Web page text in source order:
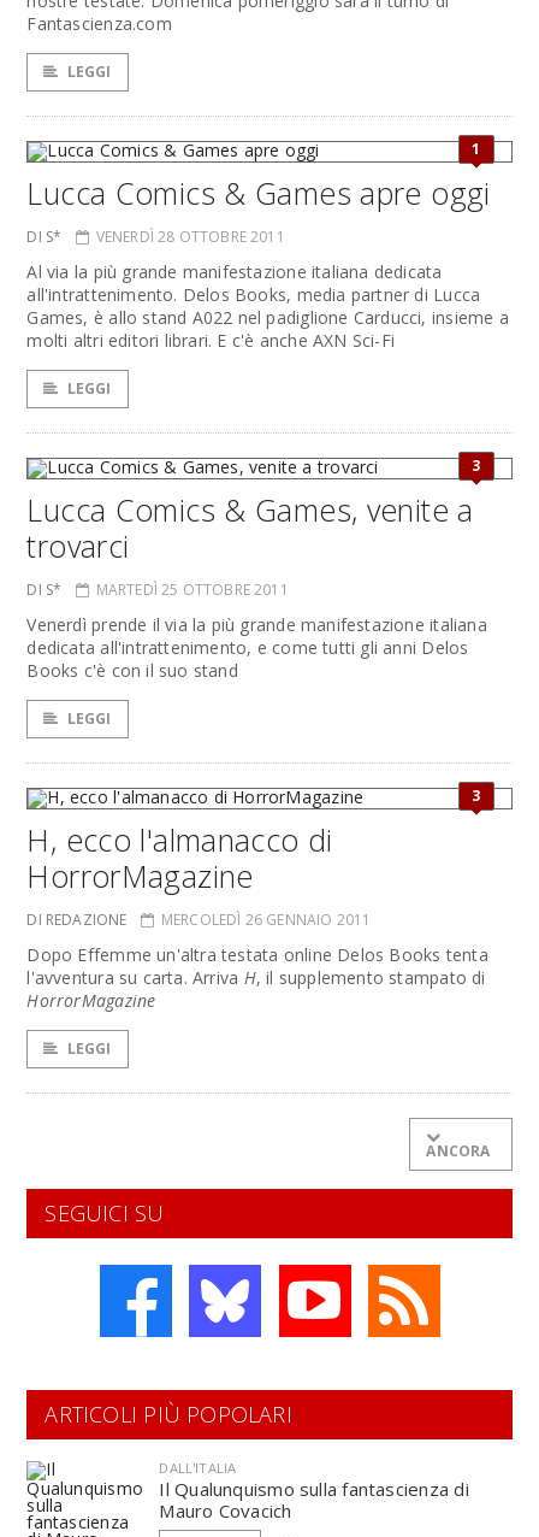
Fantascienza.com
LEGGI
1
Lucca Comics & Games apre oggi
DI S* VENERDÌ 28 OTTOBRE 2011
Al via la più grande manifestazione italiana dedicata
all'intrattenimento. Delos Books, media partner di Lucca
Games, è allo stand A022 nel padiglione Carducci, insieme a
molti altri editori librari. E c'è anche AXN Sci-Fi
LEGGI
3
Lucca Comics & Games, venite a
trovarci
DI S* MARTEDÌ 25 OTTOBRE 2011
Venerdì prende il via la più grande manifestazione italiana
dedicata all'intrattenimento, e come tutti gli anni Delos
Books c'è con il suo stand
LEGGI
3
H, ecco l'almanacco di
HorrorMagazine
DI REDAZIONE MERCOLEDÌ 26 GENNAIO 2011
Dopo Effemme un'altra testata online Delos Books tenta
l'avventura su carta. Arriva H, il supplemento stampato di
HorrorMagazine
LEGGI
ANCORA
SEGUICI SU
ARTICOLI PIÙ POPOLARI
DALL'ITALIA
Il Qualunquismo sulla fantascienza di
Mauro Covacich